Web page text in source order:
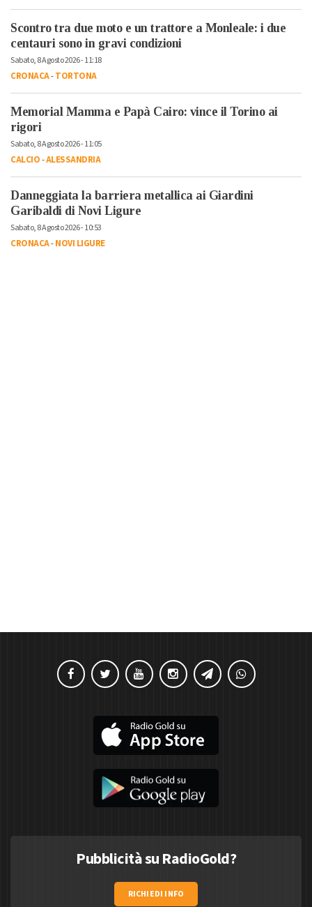
Scontro tra due moto e un trattore a Monleale: i due
centauri sono in gravi condizioni
Sabato, 8 Agosto 2026 - 11:18
CRONACA-TORTONA
Memorial Mamma e Papà Cairo: vince il Torino ai
rigori
Sabato, 8 Agosto 2026 - 11:05
CALCIO-ALESSANDRIA
Danneggiata la barriera metallica ai Giardini
Garibaldi di Novi Ligure
Sabato, 8 Agosto 2026 - 10:53
CRONACA-NOVI LIGURE
Pubblicità su RadioGold?
RICHIEDI INFO